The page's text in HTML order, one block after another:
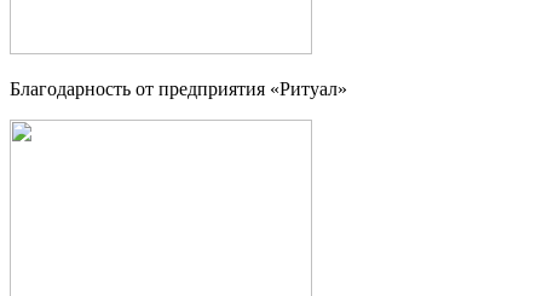
Благодарность от предприятия «Ритуал»